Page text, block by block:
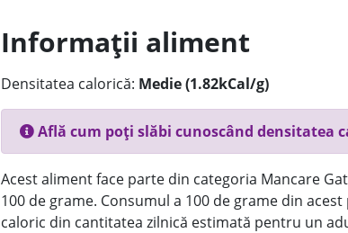
Informații aliment
Densitatea calorică: Medie (1.82kCal/g)
Află cum poți slăbi cunoscând densitatea
Acest aliment face parte din categoria Mancare
100 de grame. Consumul a 100 de grame din
caloric din cantitatea zilnică estimată pentru un